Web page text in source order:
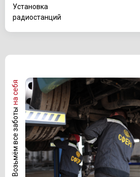
Возьмём все заботы
на себя
Установка
радиостанций